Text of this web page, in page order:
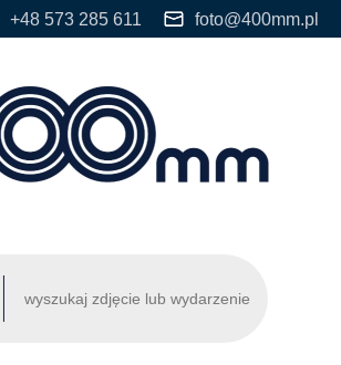
+48 573 285 611 foto@400mm.pl